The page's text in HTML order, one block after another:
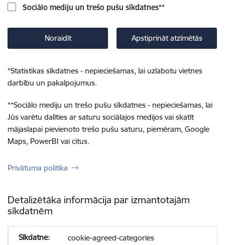
Sociālo mediju un trešo pušu sīkdatnes**
Noraidīt Apstiprināt atzīmētās
*Statistikas sīkdatnes - nepieciešamas, lai uzlabotu vietnes
darbību un pakalpojumus.
**Sociālo mediju un trešo pušu sīkdatnes - nepieciešamas, lai
Jūs varētu dalīties ar saturu sociālajos medijos vai skatīt
mājaslapai pievienoto trešo pušu saturu, piemēram, Google
Maps, PowerBI vai citus.
Privātuma politika
Detalizētāka informācija par izmantotajām
sīkdatnēm
cookie-agreed-categories